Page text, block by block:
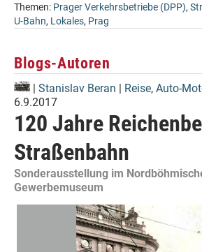
Themen: Prager Verkehrsbetriebe (DPP),
U-Bahn, Lokales, Prag
Blogs-Autoren
| Stanislav Beran | Reise, Auto-
6.9.2017
120 Jahre
Straßenbahn
Sonderausstellung im
Gewerbemuseum